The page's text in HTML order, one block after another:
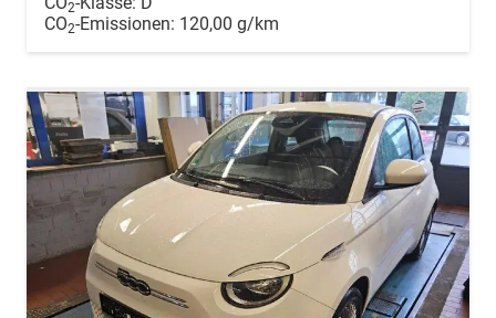
2
CO2-Emissionen: 120,00 g/km